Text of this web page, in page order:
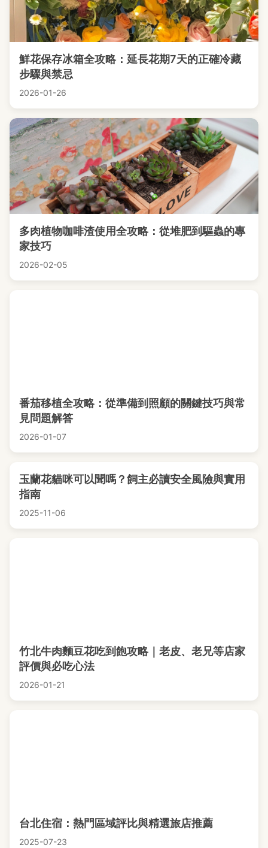
鮮花保存冰箱全攻略：延長花期7天的正確冷藏
步驟與禁忌
2026-01-26
多肉植物咖啡渣使用全攻略：從堆肥到驅蟲的專
家技巧
2026-02-05
番茄移植全攻略：從準備到照顧的關鍵技巧與常
見問題解答
2026-01-07
玉蘭花貓咪可以聞嗎？飼主必讀安全風險與實用
指南
2025-11-06
竹北牛肉麵豆花吃到飽攻略｜老皮、老兄等店家
評價與必吃心法
2026-01-21
台北住宿：熱門區域評比與精選旅店推薦
2025-07-23